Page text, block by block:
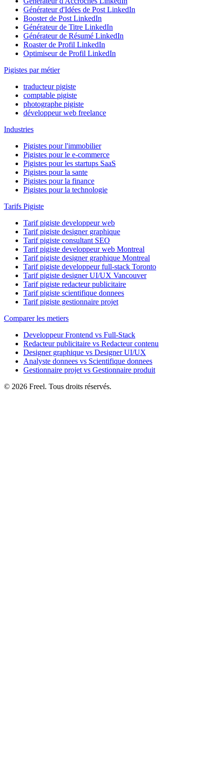
Générateur d'Idées de Post LinkedIn
Booster de Post LinkedIn
Générateur de Titre LinkedIn
Générateur de Résumé LinkedIn
Roaster de Profil LinkedIn
Optimiseur de Profil LinkedIn
Pigistes par métier
traducteur pigiste
comptable pigiste
photographe pigiste
développeur web freelance
Industries
Pigistes pour l'immobilier
Pigistes pour le e-commerce
Pigistes pour les startups SaaS
Pigistes pour la sante
Pigistes pour la finance
Pigistes pour la technologie
Tarifs Pigiste
Tarif pigiste developpeur web
Tarif pigiste designer graphique
Tarif pigiste consultant SEO
Tarif pigiste developpeur web Montreal
Tarif pigiste designer graphique Montreal
Tarif pigiste developpeur full-stack Toronto
Tarif pigiste designer UI/UX Vancouver
Tarif pigiste redacteur publicitaire
Tarif pigiste scientifique donnees
Tarif pigiste gestionnaire projet
Comparer les metiers
Developpeur Frontend vs Full-Stack
Redacteur publicitaire vs Redacteur contenu
Designer graphique vs Designer UI/UX
Analyste donnees vs Scientifique donnees
Gestionnaire projet vs Gestionnaire produit
© 2026 Freel. Tous droits réservés.